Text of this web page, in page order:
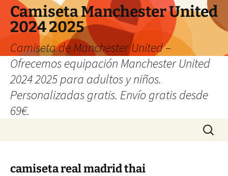
Camiseta Manchester United
2024 2025
Camiseta de Manchester United –
Ofrecemos equipación Manchester United
2024 2025 para adultos y niños.
Personalizadas gratis. Envío gratis desde
69€.
Buscar:
camiseta real madrid thai